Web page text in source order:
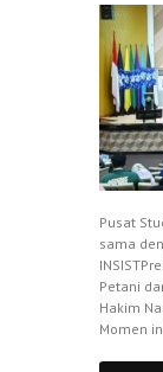
Pusat
sama
Petani
Hakim
Momen